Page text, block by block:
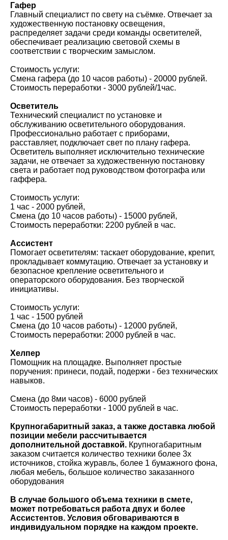
Гафер
Главный специалист по свету на съёмке. Отвечает за
художественную постановку освещения,
распределяет задачи среди команды осветителей,
обеспечивает реализацию световой схемы в
соответствии с творческим замыслом.
Стоимость услуги:
Смена гафера (до 10 часов работы) - 20000 рублей.
Стоимость переработки - 3000 рублей/1час.
Осветитель
Технический специалист по установке и
обслуживанию осветительного оборудования.
Профессионально работает с приборами,
расставляет, подключает свет по плану гафера.
Осветитель выполняет исключительно технические
задачи, не отвечает за художественную постановку
света и работает под руководством фотографа или
гаффера.
Стоимость услуги:
1 час - 2000 рублей,
Смена (до 10 часов работы) - 15000 рублей,
Стоимость переработки: 2200 рублей в час.
Ассистент
Помогает осветителям: таскает оборудование, крепит,
прокладывает коммутацию. Отвечает за установку и
безопасное крепление осветительного и
операторского оборудования. Без творческой
инициативы.
Стоимость услуги:
1 час - 1500 рублей
Смена (до 10 часов работы) - 12000 рублей,
Стоимость переработки: 2000 рублей в час.
Хелпер
Помощник на площадке. Выполняет простые
поручения: принеси, подай, подержи - без технических
навыков.
Смена (до 8ми часов) - 6000 рублей
Стоимость переработки - 1000 рублей в час.
Крупногабаритный заказ, а также доставка любой
позиции мебели рассчитывается
дополнительной доставкой. Крупногабаритным
заказом считается количество техники более 3х
источников, стойка журавль, более 1 бумажного фона,
любая мебель, большое количество заказанного
оборудования
В случае большого объема техники в смете,
может потребоваться работа двух и более
Ассистентов. Условия обговариваются в
индивидуальном порядке на каждом проекте.